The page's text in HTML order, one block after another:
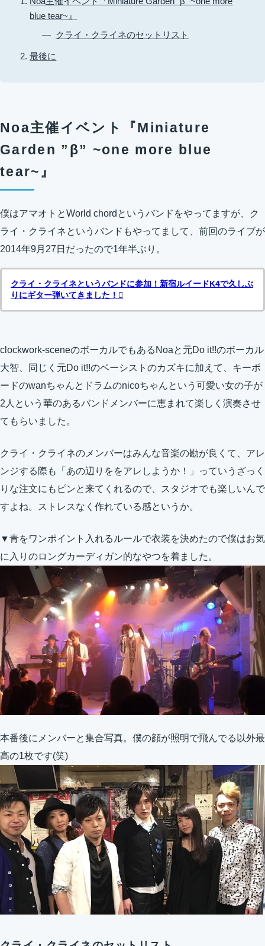
blue tear~』
クライ・クライネのセットリスト
最後に
Noa主催イベント『Miniature
Garden ”β” ~one more blue
tear~』
僕はアマオトとWorld chordというバンドをやってますが、ク
ライ・クライネというバンドもやってまして、前回のライブが
2014年9月27日 だったので1年半ぶり。
クライ・クライネというバンドに参加！新宿ルイードK4で久しぶ
りにギター弾いてきました！
clockwork-sceneのボーカルでもあるNoaと元Do it!!のボーカル
大智、同じく元Do it!!のベーシストのカズキに加えて、キーボ
ードのwanちゃんとドラムのnicoちゃんという可愛い女の子が
2人という華のあるバンドメンバーに恵まれて楽しく演奏させ
てもらいました。
クライ・クライネのメンバーはみんな音楽の勘が良くて、アレ
ンジする際も「あの辺りををアレしようか！」っていうざっく
りな注文にもピンと来てくれるので、スタジオでも楽しいんで
すよね。ストレスなく作れている感というか。
▼青をワンポイント入れるルールで衣装を決めたので僕はお気
に入りのロングカーディガン的なやつを着ました。
本番後にメンバーと集合写真。僕の顔が照明で飛んでる以外最
高の1枚です(笑)